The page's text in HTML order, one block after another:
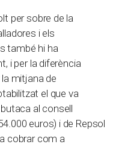
per sobre de la
i els
també hi ha
i per la diferència
mitjana de
el que va
al consell
euros) i de Repsol
cobrar com a